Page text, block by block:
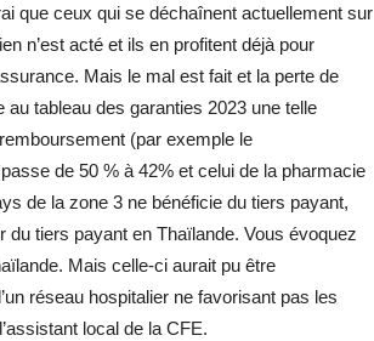
que ceux qui se déchaînent actuellement sur
n’est acté et ils en profitent déjà pour
Mais le mal est fait et la perte de
au tableau des garanties 2023 une telle
(par exemple le
de 50 % à 42% et celui de la pharmacie
de la zone 3 ne bénéficie du tiers payant,
tiers payant en Thaïlande. Vous évoquez
Mais celle-ci aurait pu être
réseau hospitalier ne favorisant pas les
local de la CFE.